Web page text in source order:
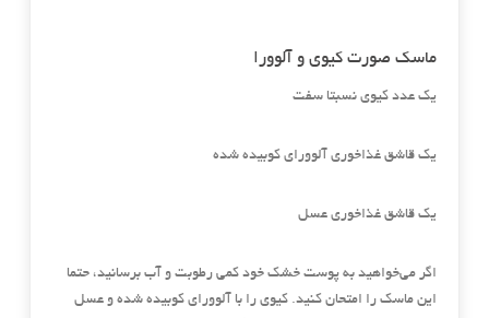
ماسک صورت کیوی و آلوورا
یک عدد کیوی نسبتا سفت
یک قاشق غذاخوری آلوورای کوبیده شده
یک قاشق غذاخوری عسل
اگر می‌خواهید به پوست خشک خود کمی رطوبت و آب برسانید، حتما
این ماسک را امتحان کنید. کیوی را با آلوورای کوبیده شده و عسل